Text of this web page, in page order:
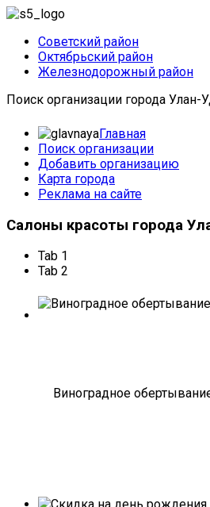
Советский район
Октябрьский район
Железнодорожный район
Поиск организации города Улан-
Главная
Поиск организации
Добавить организацию
Карта города
Реклама на сайте
Салоны красоты города
Tab 1
Tab 2
Виноградное